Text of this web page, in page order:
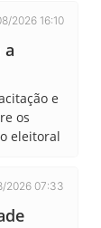
2026 16:10
a
e
os
eleitoral
2026 07:33